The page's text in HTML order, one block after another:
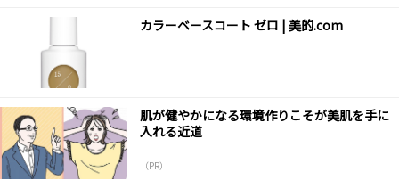
カラーベースコート ゼロ | 美的.com
肌が健やかになる環境作りこそが美肌を手に
入れる近道
（PR）